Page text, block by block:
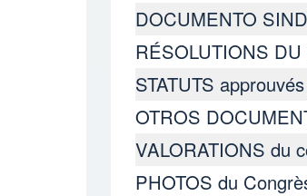
DOCUMENTO
RÉSOLUTIONS
STATUTS
OTROS
VALORATIONS du
PHOTOS du